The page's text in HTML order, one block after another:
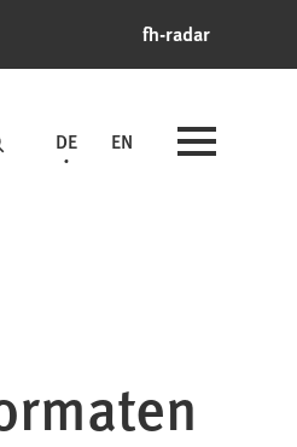
fh-radar
DE EN